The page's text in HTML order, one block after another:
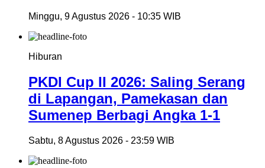
Minggu, 9 Agustus 2026 - 10:35 WIB
Hiburan
PKDI Cup II 2026: Saling Serang
di Lapangan, Pamekasan dan
Sumenep Berbagi Angka 1-1
Sabtu, 8 Agustus 2026 - 23:59 WIB